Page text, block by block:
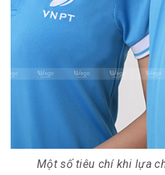
Một số tiêu chí khi lựa